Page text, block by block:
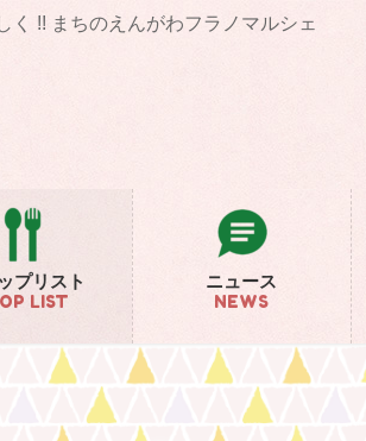
く !! まちのえんがわフラノマルシェ
プリスト
LIST
ニュース
NEWS